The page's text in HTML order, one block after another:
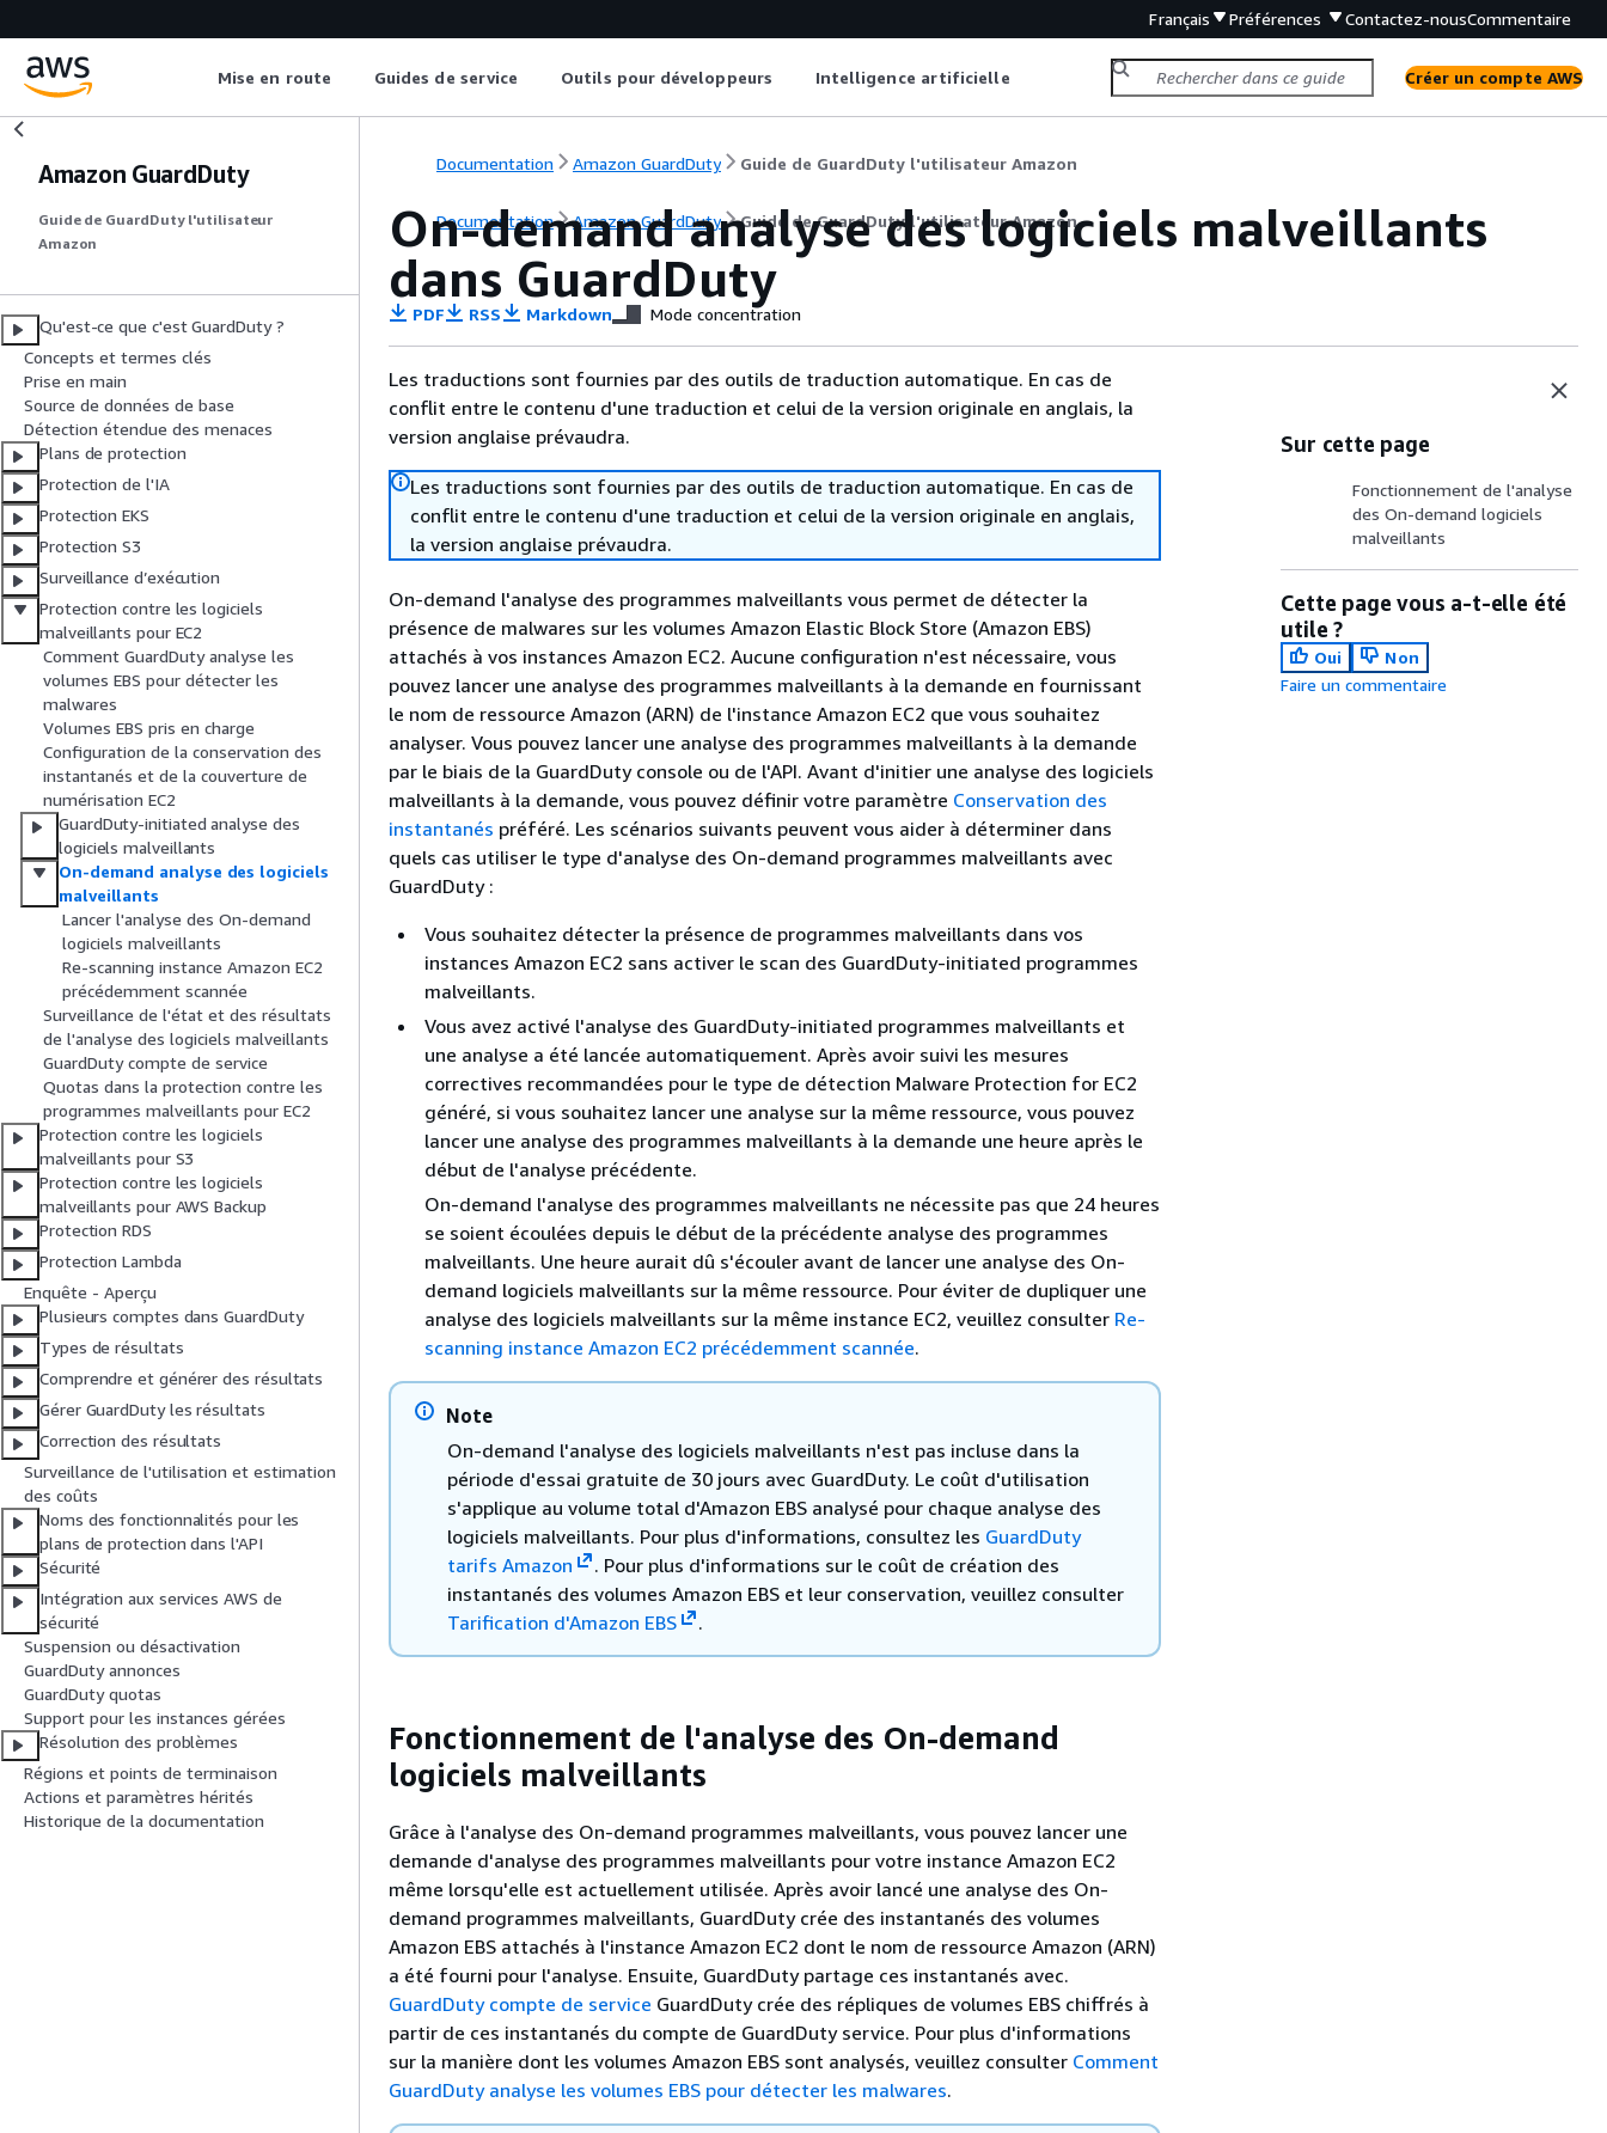
Français Préférences Contactez-nousCommentaire
Mise en route Guides de service Outils pour développeurs Intelligence artificielle Créer un compte AWS
Amazon GuardDuty
Guide de GuardDuty l'utilisateur
Amazon
Qu'est-ce que c'est GuardDuty ?
Concepts et termes clés
Prise en main
Source de données de base
Détection étendue des menaces
Plans de protection
Protection de l'IA
Protection EKS
Protection S3
Surveillance d’exécution
Protection contre les logiciels
malveillants pour EC2
Comment GuardDuty analyse les
volumes EBS pour détecter les
malwares
Volumes EBS pris en charge
Configuration de la conservation des
instantanés et de la couverture de
numérisation EC2
GuardDuty-initiated analyse des
logiciels malveillants
On-demand analyse des logiciels
malveillants
Lancer l'analyse des On-demand
logiciels malveillants
Re-scanning instance Amazon EC2
précédemment scannée
Surveillance de l'état et des résultats
de l'analyse des logiciels malveillants
GuardDuty compte de service
Quotas dans la protection contre les
programmes malveillants pour EC2
Protection contre les logiciels
malveillants pour S3
Protection contre les logiciels
malveillants pour AWS Backup
Protection RDS
Protection Lambda
Enquête - Aperçu
Plusieurs comptes dans GuardDuty
Types de résultats
Comprendre et générer des résultats
Gérer GuardDuty les résultats
Correction des résultats
Surveillance de l'utilisation et estimation
des coûts
Noms des fonctionnalités pour les
plans de protection dans l'API
Sécurité
Intégration aux services AWS de
sécurité
Suspension ou désactivation
GuardDuty annonces
GuardDuty quotas
Support pour les instances gérées
Résolution des problèmes
Régions et points de terminaison
Actions et paramètres hérités
Historique de la documentation
Documentation Amazon GuardDuty Guide de GuardDuty l'utilisateur Amazon
Documentation Amazon GuardDuty Guide de GuardDuty l'utilisateur Amazon
On-demand analyse des logiciels malveillants
dans GuardDuty
PDF RSS Markdown Mode concentration
Les traductions sont fournies par des outils de traduction automatique. En cas de
conflit entre le contenu d'une traduction et celui de la version originale en anglais, la
version anglaise prévaudra.
Les traductions sont fournies par des outils de traduction automatique. En cas de
conflit entre le contenu d'une traduction et celui de la version originale en anglais,
la version anglaise prévaudra.
On-demand l'analyse des programmes malveillants vous permet de détecter la
présence de malwares sur les volumes Amazon Elastic Block Store (Amazon EBS)
attachés à vos instances Amazon EC2. Aucune configuration n'est nécessaire, vous
pouvez lancer une analyse des programmes malveillants à la demande en fournissant
le nom de ressource Amazon (ARN) de l'instance Amazon EC2 que vous souhaitez
analyser. Vous pouvez lancer une analyse des programmes malveillants à la demande
par le biais de la GuardDuty console ou de l'API. Avant d'initier une analyse des logiciels
malveillants à la demande, vous pouvez définir votre paramètre Conservation des
instantanés préféré. Les scénarios suivants peuvent vous aider à déterminer dans
quels cas utiliser le type d'analyse des On-demand programmes malveillants avec
GuardDuty :
Vous souhaitez détecter la présence de programmes malveillants dans vos
instances Amazon EC2 sans activer le scan des GuardDuty-initiated programmes
malveillants.
Vous avez activé l'analyse des GuardDuty-initiated programmes malveillants et
une analyse a été lancée automatiquement. Après avoir suivi les mesures
correctives recommandées pour le type de détection Malware Protection for EC2
généré, si vous souhaitez lancer une analyse sur la même ressource, vous pouvez
lancer une analyse des programmes malveillants à la demande une heure après le
début de l'analyse précédente.
On-demand l'analyse des programmes malveillants ne nécessite pas que 24 heures
se soient écoulées depuis le début de la précédente analyse des programmes
malveillants. Une heure aurait dû s'écouler avant de lancer une analyse des On-
demand logiciels malveillants sur la même ressource. Pour éviter de dupliquer une
analyse des logiciels malveillants sur la même instance EC2, veuillez consulter Re-
scanning instance Amazon EC2 précédemment scannée.
Note
On-demand l'analyse des logiciels malveillants n'est pas incluse dans la
période d'essai gratuite de 30 jours avec GuardDuty. Le coût d'utilisation
s'applique au volume total d'Amazon EBS analysé pour chaque analyse des
logiciels malveillants. Pour plus d'informations, consultez les GuardDuty
tarifs Amazon
. Pour plus d'informations sur le coût de création des
instantanés des volumes Amazon EBS et leur conservation, veuillez consulter
Tarification d'Amazon EBS
.
Fonctionnement de l'analyse des On-demand
logiciels malveillants
Grâce à l'analyse des On-demand programmes malveillants, vous pouvez lancer une
demande d'analyse des programmes malveillants pour votre instance Amazon EC2
même lorsqu'elle est actuellement utilisée. Après avoir lancé une analyse des On-
demand programmes malveillants, GuardDuty crée des instantanés des volumes
Amazon EBS attachés à l'instance Amazon EC2 dont le nom de ressource Amazon (ARN)
a été fourni pour l'analyse. Ensuite, GuardDuty partage ces instantanés avec.
GuardDuty compte de service GuardDuty crée des répliques de volumes EBS chiffrés à
partir de ces instantanés du compte de GuardDuty service. Pour plus d'informations
sur la manière dont les volumes Amazon EBS sont analysés, veuillez consulter Comment
GuardDuty analyse les volumes EBS pour détecter les malwares.
Sur cette page
Fonctionnement de l'analyse
des On-demand logiciels
malveillants
Cette page vous a-t-elle été
utile ?
Oui
Non
Faire un commentaire